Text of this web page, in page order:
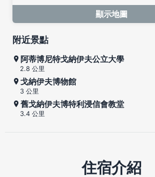
顯示地圖
附近景點
阿蒂博尼特戈納伊夫公立大學
2.8 公里
戈納伊夫博物館
3 公里
舊戈納伊夫博特利浸信會教堂
3.4 公里
住宿介紹